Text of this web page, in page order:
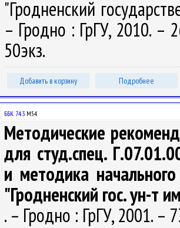
"Гродненский
– Гродно : ГрГУ, 2010. –
50экз.
Добавить в корзину Подробнее
ББК 74.3 М54
Методические
для студ.спец.
и методика
"Гродненский гос. ун-т
. – Гродно : ГрГУ, 2001. –